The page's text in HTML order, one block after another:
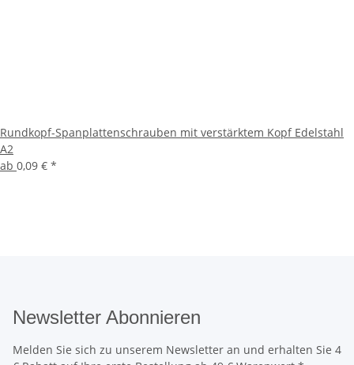
Rundkopf-Spanplattenschrauben mit verstärktem Kopf Edelstahl
A2
ab 0,09 € *
Newsletter Abonnieren
Melden Sie sich zu unserem Newsletter an und erhalten Sie 4